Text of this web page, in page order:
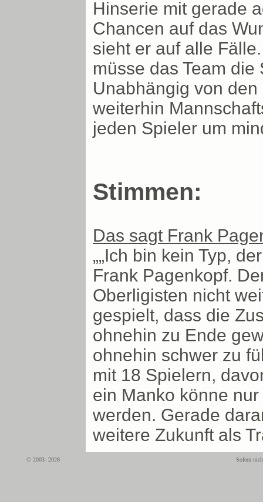
Hinserie mit gerade
Chancen auf das
sieht er auf alle
müsse das Team
Unabhängig von
weiterhin
jeden Spieler um
Stimmen:
Das sagt Frank
„„Ich bin kein Typ,
Frank Pagenkopf.
Oberligisten nicht
gespielt, dass die
ohnehin zu Ende
ohnehin schwer zu
mit 18 Spielern,
ein Manko könne
werden. Gerade
weitere Zukunft als
© 2003- 2026 Sofern